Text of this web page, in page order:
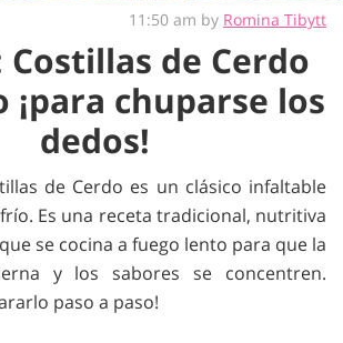
11:50 am by Romina Tibytt
Costillas de Cerdo
¡para chuparse los
dedos!
de Cerdo es un clásico infaltable
Es una receta tradicional, nutritiva
se cocina a fuego lento para que la
y los sabores se concentren.
paso a paso!